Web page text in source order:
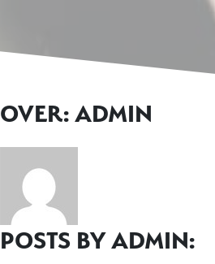
OVER: ADMIN
POSTS BY ADMIN: